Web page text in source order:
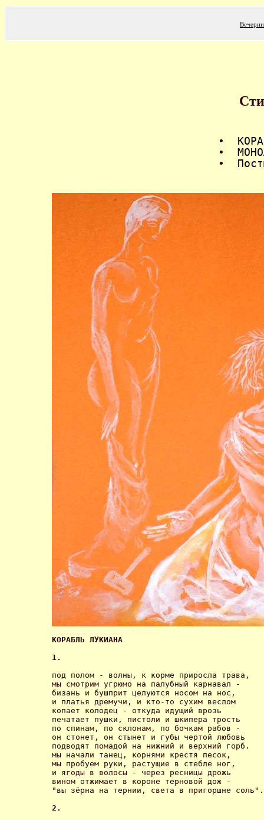
•
•
•
КОРАБЛЬ ЛУКИАНА
1.
под полом - волны, к корме приросла трава,
мы смотрим yгрюмo на палубный карнавал -
бизань и бушприт целуются носом на нос,
и платья дремучи, и кто-то сухим веслом
копает колодец - откуда идущий врозь
печатает пушки, пистоли и шкипера трость
по спинам, по склонам, по бочкам рабов -
он стонет, он стынет и губы чертой любовь
подводят помадой на нижний и верхний горб.
мы начали танец, корнями крестя песок,
мы пробуем руки, растущие в стебле ног,
и ягоды в волосы - через ресницы дрожь
вином отжимает в короне терновой дож -
"вы зёрна на тернии, света в пригоршне
2.